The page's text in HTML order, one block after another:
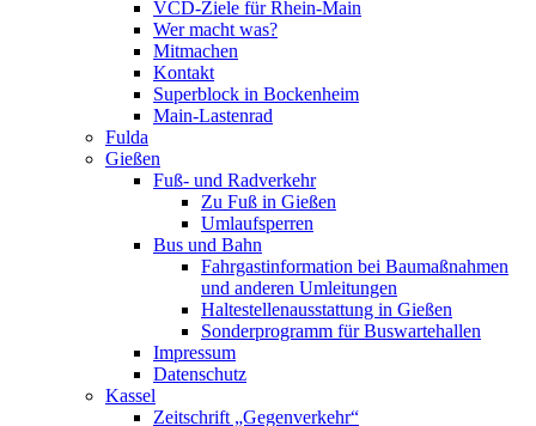
VCD-Ziele für Rhein-Main
Wer macht was?
Mitmachen
Kontakt
Superblock in Bockenheim
Main-Lastenrad
Fulda
Gießen
Fuß- und Radverkehr
Zu Fuß in Gießen
Umlaufsperren
Bus und Bahn
Fahrgastinformation bei Baumaßnahmen
und anderen Umleitungen
Haltestellenausstattung in Gießen
Sonderprogramm für Buswartehallen
Impressum
Datenschutz
Kassel
Zeitschrift „Gegenverkehr“